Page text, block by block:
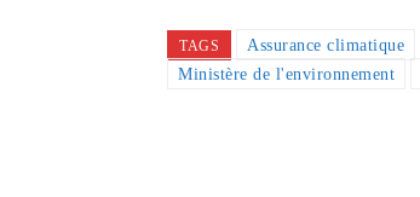
TAGS Assurance climatique
Ministère de l'environnement